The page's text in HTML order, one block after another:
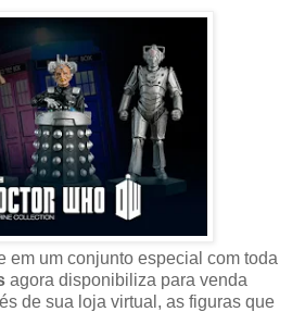
em um conjunto especial com toda
agora disponibiliza para venda
de sua loja virtual, as figuras que